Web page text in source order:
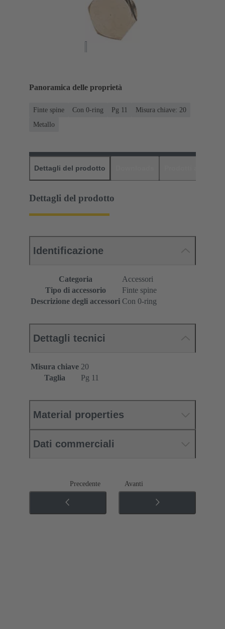
Panoramica delle proprietà
Finte spine Con 0-ring Pg 11
Misura chiave: 20
Metallo
Dettagli del prodotto
Dettagli del prodotto
Identificazione
Categoria
Accessori
Tipo di accessorio
Finte spine
Descrizione degli accessori Con 0-ring
Dettagli tecnici
Misura chiave 20
Taglia
Pg 11
Material properties
Dati commerciali
Precedente Avanti